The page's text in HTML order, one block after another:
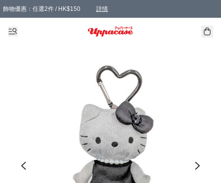
飾物優惠：任選2件 / HK$150 詳情
髮飾優惠：任選2件 / HK$100 詳情
精選襪子優惠：任選3對 / HK$115 詳情
滿額免運：本地訂單滿港幣350元可享免運費優惠